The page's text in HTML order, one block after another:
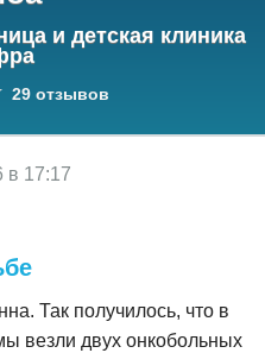
и детская клиника
29 отзывов
в 17:17
Так получилось, что в
везли двух онкобольных